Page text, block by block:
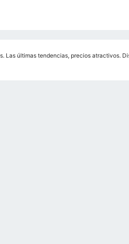
Las últimas tendencias, precios atractivos.